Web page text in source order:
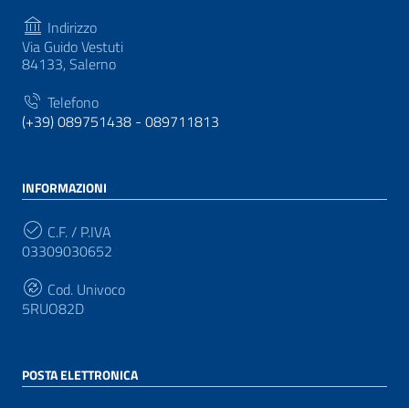
Indirizzo
Via Guido Vestuti
84133, Salerno
Telefono
(+39) 089751438 - 089711813
INFORMAZIONI
C.F. / P.IVA
03309030652
Cod. Univoco
5RUO82D
POSTA ELETTRONICA